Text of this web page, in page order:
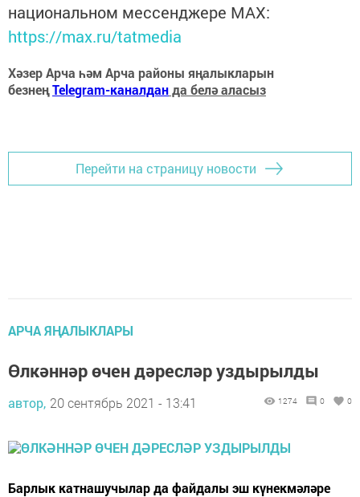
национальном мессенджере MАХ:
https://max.ru/tatmedia
Хәзер Арча һәм Арча районы яңалыкларын
безнеңTelegram-каналданда белә аласыз
Перейти на страницу новости
АРЧА ЯҢАЛЫКЛАРЫ
Өлкәннәр өчен дәресләр уздырылды
автор, 20 сентябрь 2021 - 13:41 1274 0 0
Барлык катнашучылар да файдалы эш күнекмәләре